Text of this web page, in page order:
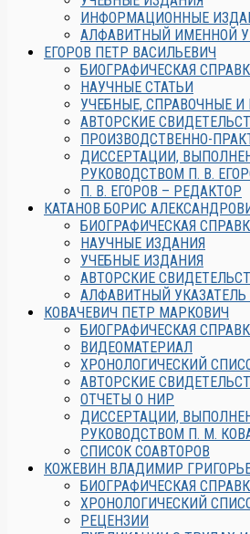
ИНФОРМАЦИОННЫЕ
АЛФАВИТНЫЙ ИМЕННОЙ
ЕГОРОВ ПЕТР ВАСИЛЬЕВИЧ
БИОГРАФИЧЕСКАЯ
НАУЧНЫЕ СТАТЬИ
УЧЕБНЫЕ, СПРАВОЧНЫЕ
АВТОРСКИЕ
ПРОИЗВОДСТВЕННО-
ДИССЕРТАЦИИ,
РУКОВОДСТВОМ П. В.
П. В. ЕГОРОВ – РЕДАКТОР
КАТАНОВ БОРИС
БИОГРАФИЧЕСКАЯ
НАУЧНЫЕ ИЗДАНИЯ
УЧЕБНЫЕ ИЗДАНИЯ
АВТОРСКИЕ
АЛФАВИТНЫЙ УКАЗАТЕЛЬ
КОВАЧЕВИЧ ПЕТР МАРКОВИЧ
БИОГРАФИЧЕСКАЯ
ВИДЕОМАТЕРИАЛ
ХРОНОЛОГИЧЕСКИЙ
АВТОРСКИЕ
ОТЧЕТЫ О НИР
ДИССЕРТАЦИИ,
РУКОВОДСТВОМ П. М.
СПИСОК СОАВТОРОВ
КОЖЕВИН ВЛАДИМИР
БИОГРАФИЧЕСКАЯ
ХРОНОЛОГИЧЕСКИЙ
РЕЦЕНЗИИ